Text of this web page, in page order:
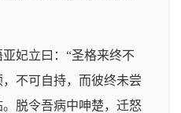
妃立曰：“圣格来终不
不可自持，而彼终未尝
脱令吾病中呻楚，迁怒